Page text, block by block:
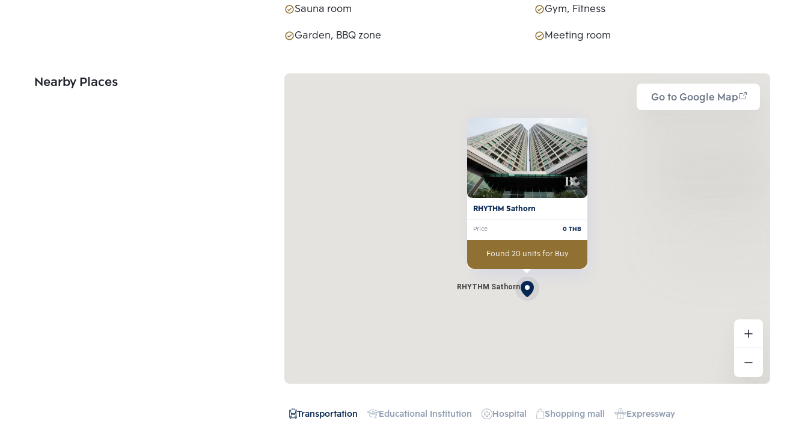
Sauna room
Gym, Fitness
Garden, BBQ zone
Meeting room
Nearby Places
Go to Google Map
RHYTHM Sathorn
RHYTHM Sathorn
Price 0THB
Found 20 units for Buy
Transportation Educational Institution Hospital Shopping mall Expressway